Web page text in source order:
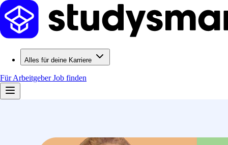
Alles für deine Karriere
Für ArbeitgeberJob finden